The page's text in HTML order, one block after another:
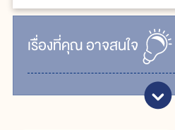
เรื่ิองที่คุณอาจสนใจ